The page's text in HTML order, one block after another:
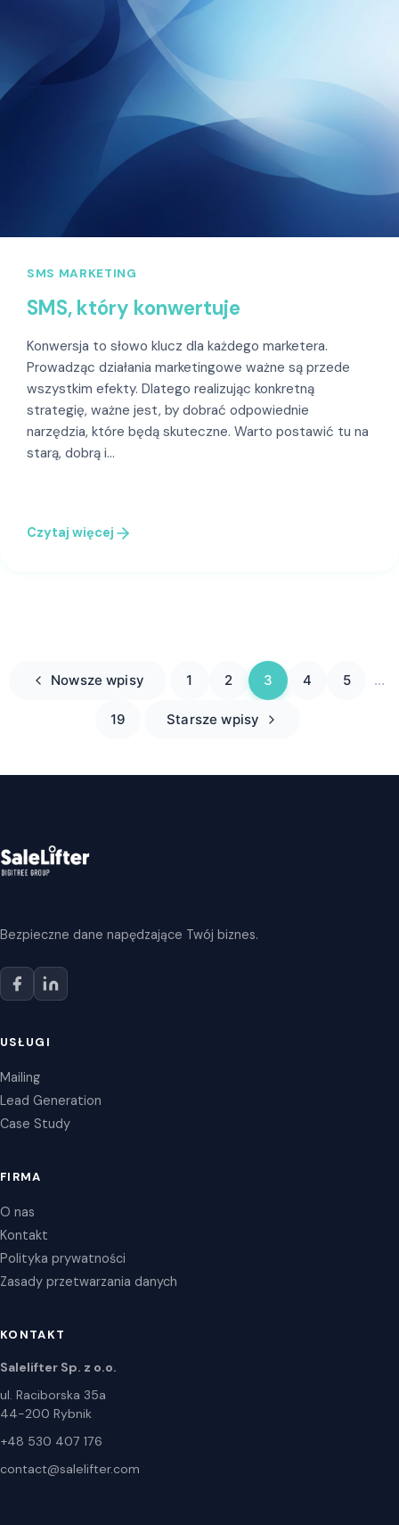
SMS MARKETING
SMS, który konwertuje
Konwersja to słowo klucz dla każdego marketera.
Prowadząc działania marketingowe ważne są przede
wszystkim efekty. Dlatego realizując konkretną
strategię, ważne jest, by dobrać odpowiednie
narzędzia, które będą skuteczne. Warto postawić tu na
starą, dobrą i…
Czytaj więcej
Nowsze wpisy 1 2 3 4 5 …
19 Starsze wpisy
Bezpieczne dane napędzające Twój biznes.
USŁUGI
Mailing
Lead Generation
Case Study
FIRMA
O nas
Kontakt
Polityka prywatności
Zasady przetwarzania danych
KONTAKT
Salelifter Sp. z o.o.
ul. Raciborska 35a
44-200 Rybnik
+48 530 407 176
contact@salelifter.com